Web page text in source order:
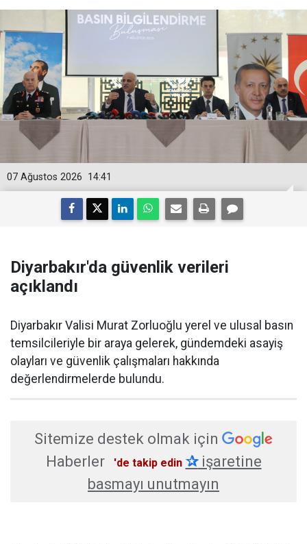
14:41
07 Ağustos 2026
Diyarbakır'da güvenlik verileri
açıklandı
Diyarbakır Valisi Murat Zorluoğlu yerel ve ulusal basın
temsilcileriyle bir araya gelerek, gündemdeki asayiş
olayları ve güvenlik çalışmaları hakkında
değerlendirmelerde bulundu.
Sitemize destek olmak için
Haberler
'de takip edin ✰işaretine
basmayı unutmayın